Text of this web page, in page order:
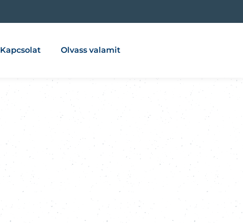
Kapcsolat Olvass valamit